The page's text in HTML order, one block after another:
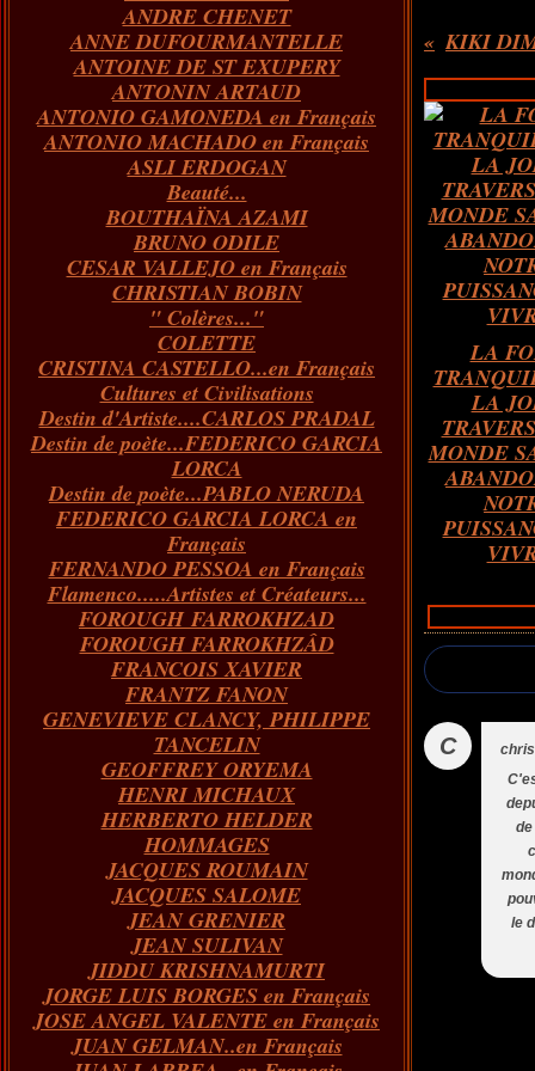
Janvier(60)
Février(68)
Janvier(86)
Mars(65)
Février(70)
Janvier(66)
Avril(76)
Mars(66)
Février(67)
Janvier(73)
Mai(82)
Avril(62)
Mars(66)
Février(55)
Janvier(43)
Juin(84)
Mai(89)
Avril(59)
Mars(73)
Février(54)
Janvier(51)
Juillet(72)
Juin(65)
Mai(97)
Avril(73)
Mars(100)
Février(146)
Janvier(124)
Août(40)
Juillet(31)
Juin(26)
ANDRE CHENET
ANNE DUFOURMANTELLE
ANTOINE DE ST EXUPERY
ANTONIN ARTAUD
ANTONIO GAMONEDA en Français
ANTONIO MACHADO en Français
ASLI ERDOGAN
Beauté...
BOUTHAÏNA AZAMI
BRUNO ODILE
CESAR VALLEJO en Français
CHRISTIAN BOBIN
" Colères..."
COLETTE
CRISTINA CASTELLO...en Français
Cultures et Civilisations
Destin d'Artiste....CARLOS PRADAL
Destin de poète...FEDERICO GARCIA
LORCA
Destin de poète...PABLO NERUDA
FEDERICO GARCIA LORCA en
Français
FERNANDO PESSOA en Français
Flamenco.....Artistes et Créateurs...
FOROUGH FARROKHZAD
FOROUGH FARROKHZÂD
FRANCOIS XAVIER
FRANTZ FANON
GENEVIEVE CLANCY, PHILIPPE
TANCELIN
GEOFFREY ORYEMA
HENRI MICHAUX
HERBERTO HELDER
HOMMAGES
JACQUES ROUMAIN
JACQUES SALOME
JEAN GRENIER
JEAN SULIVAN
JIDDU KRISHNAMURTI
JORGE LUIS BORGES en Français
JOSE ANGEL VALENTE en Français
JUAN GELMAN..en Français
KIKI
LA
LA
MONDE
C
le